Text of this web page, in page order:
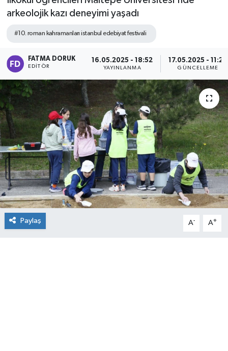
arkeolojik kazı deneyimi yaşadı
#10. roman kahramanları istanbul edebiyat festivali
FATMA DORUK
EDITÖR
16.05.2025 - 18:52
YAYINLANMA
17.05.2025 - 11:22
GÜNCELLEME
Paylaş A- A+